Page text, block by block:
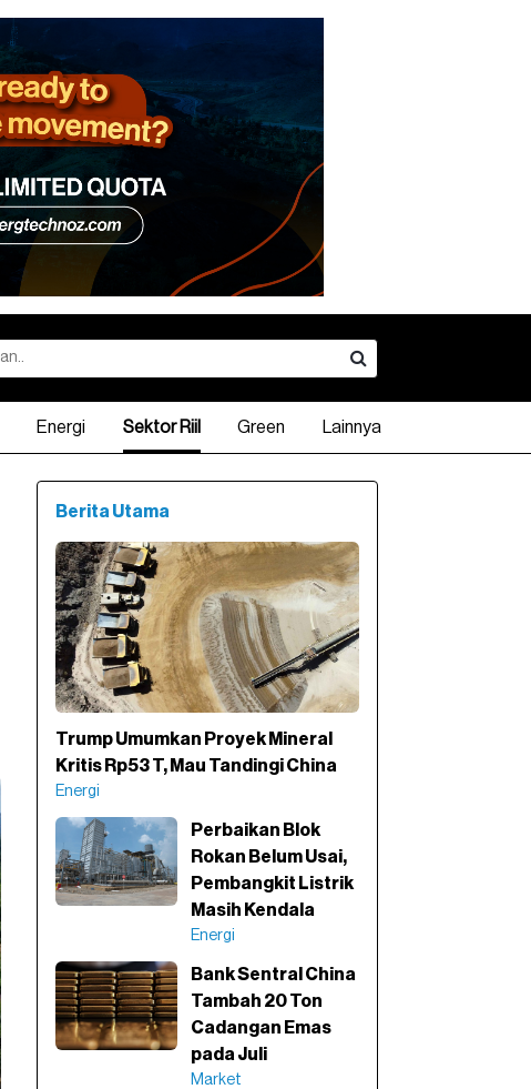
Energi Sektor Riil Green Lainnya
Berita Utama
Trump Umumkan Proyek Mineral
Kritis Rp53 T, Mau Tandingi China
Energi
Perbaikan Blok
Rokan Belum Usai,
Pembangkit Listrik
Masih Kendala
Energi
Bank Sentral China
Tambah 20 Ton
Cadangan Emas
pada Juli
Market